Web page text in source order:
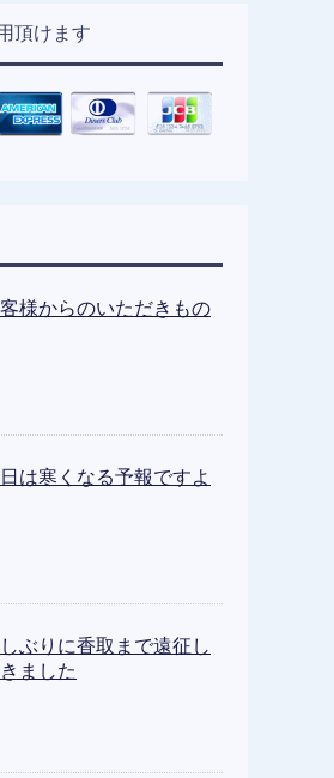
頂けます
様からのいただきもの
は寒くなる予報ですよ
ぶりに香取まで遠征し
ました